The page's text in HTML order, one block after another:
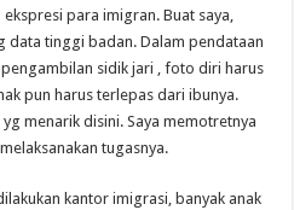
para imigran. Buat saya,
data tinggi badan. Dalam pendataan
sidik jari , foto diri harus
pun harus terlepas dari ibunya.
menarik disini. Saya memotretnya
tugasnya.
kantor imigrasi, banyak anak